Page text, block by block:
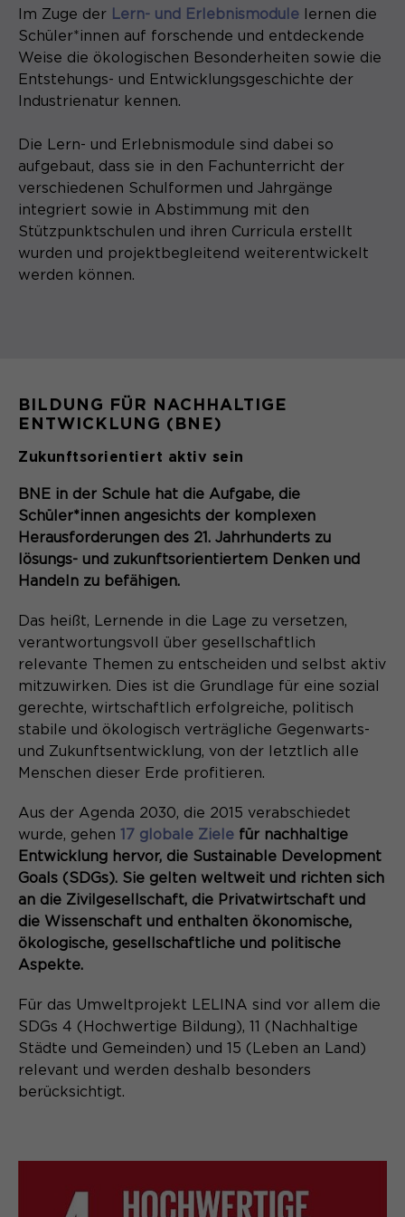
Im Zuge der Lern- und Erlebnismodule lernen die
Schüler*innen auf forschende und entdeckende
Weise die ökologischen Besonderheiten sowie die
Entstehungs- und Entwicklungsgeschichte der
Industrienatur kennen.
Die Lern- und Erlebnismodule sind dabei so
aufgebaut, dass sie in den Fachunterricht der
verschiedenen Schulformen und Jahrgänge
integriert sowie in Abstimmung mit den
Stützpunktschulen und ihren Curricula erstellt
wurden und projektbegleitend weiterentwickelt
werden können.
BILDUNG FÜR NACHHALTIGE
ENTWICKLUNG (BNE)
Zukunftsorientiert aktiv sein
BNE in der Schule hat die Aufgabe, die
Schüler*innen angesichts der komplexen
Herausforderungen des 21. Jahrhunderts zu
lösungs- und zukunftsorientiertem Denken und
Handeln zu befähigen.
Das heißt, Lernende in die Lage zu versetzen,
verantwortungsvoll über gesellschaftlich
relevante Themen zu entscheiden und selbst aktiv
mitzuwirken. Dies ist die Grundlage für eine sozial
gerechte, wirtschaftlich erfolgreiche, politisch
stabile und ökologisch verträgliche Gegenwarts-
und Zukunftsentwicklung, von der letztlich alle
Menschen dieser Erde profitieren.
Aus der Agenda 2030, die 2015 verabschiedet
wurde, gehen 17 globale Ziele für nachhaltige
Entwicklung hervor, die Sustainable Development
Goals (SDGs). Sie gelten weltweit und richten sich
an die Zivilgesellschaft, die Privatwirtschaft und
die Wissenschaft und enthalten ökonomische,
ökologische, gesellschaftliche und politische
Aspekte.
Für das Umweltprojekt LELINA sind vor allem die
SDGs 4 (Hochwertige Bildung), 11 (Nachhaltige
Städte und Gemeinden) und 15 (Leben an Land)
relevant und werden deshalb besonders
berücksichtigt.
Laufzeit 1 Monat
Benutzers für Cookies auf der
aktuellen Domäne.